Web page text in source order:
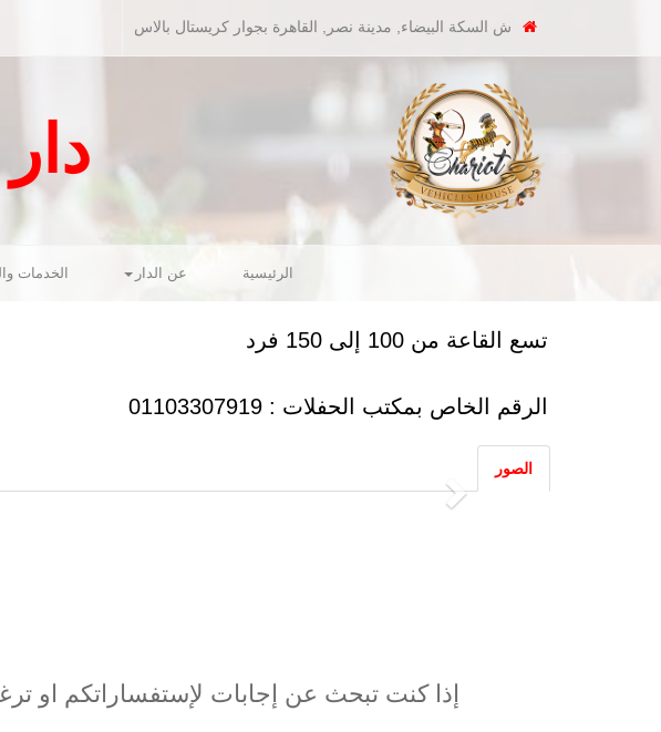
ش السكة البيضاء, مدينة نصر, القاهرة بجوار كريستال بالاس
الرئيسية عن الدار الخدمات
تسع القاعة من 100 إلى 150 فرد
الرقم الخاص بمكتب الحفلات : 01103307919
الصور
Next
إذا كنت تبحث عن إجابات لإستفساراتكم او